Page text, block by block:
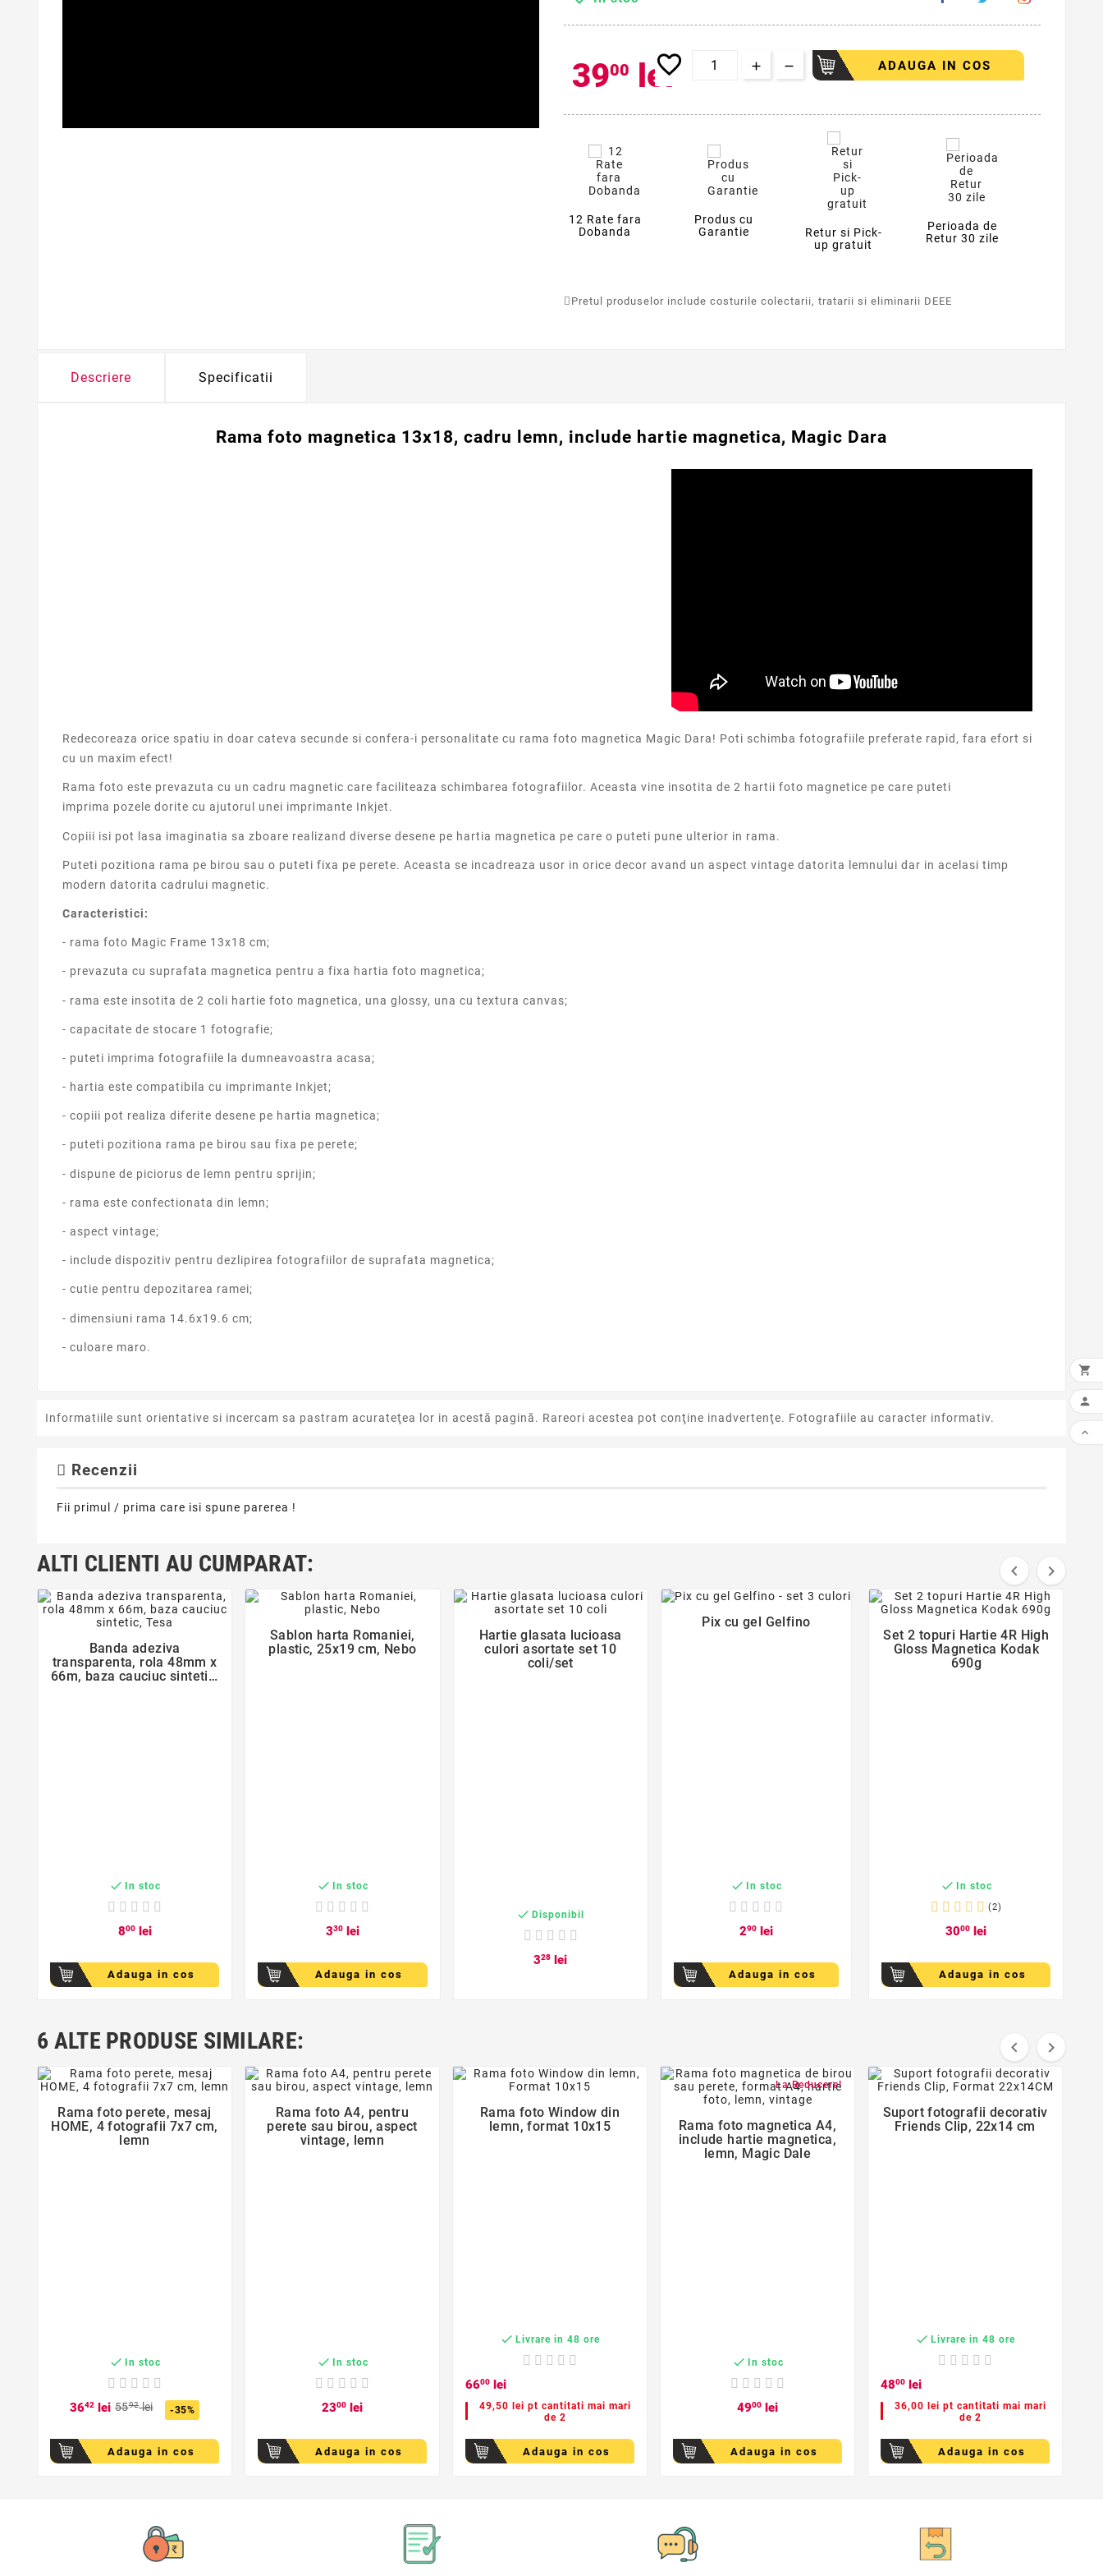
3900 lei
favorite_border ADAUGA IN COS
12 Rate fara
Dobanda
Produs cu
Garantie
Retur si Pick-
up gratuit
Perioada de
Retur 30 zile
Pretul produselor include costurile colectarii, tratarii si eliminarii DEEE
Descriere Specificatii
Rama foto magnetica 13x18, cadru lemn, include hartie magnetica, Magic Dara
Redecoreaza orice spatiu in doar cateva secunde si confera-i personalitate cu rama foto magnetica Magic Dara! Poti schimba fotografiile preferate rapid, fara efort si
cu un maxim efect!
Rama foto este prevazuta cu un cadru magnetic care faciliteaza schimbarea fotografiilor. Aceasta vine insotita de 2 hartii foto magnetice pe care puteti
imprima pozele dorite cu ajutorul unei imprimante Inkjet.
Copiii isi pot lasa imaginatia sa zboare realizand diverse desene pe hartia magnetica pe care o puteti pune ulterior in rama.
Puteti pozitiona rama pe birou sau o puteti fixa pe perete. Aceasta se incadreaza usor in orice decor avand un aspect vintage datorita lemnului dar in acelasi timp
modern datorita cadrului magnetic.
Caracteristici:
- rama foto Magic Frame 13x18 cm;
- prevazuta cu suprafata magnetica pentru a fixa hartia foto magnetica;
- rama este insotita de 2 coli hartie foto magnetica, una glossy, una cu textura canvas;
- capacitate de stocare 1 fotografie;
- puteti imprima fotografiile la dumneavoastra acasa;
- hartia este compatibila cu imprimante Inkjet;
- copiii pot realiza diferite desene pe hartia magnetica;
- puteti pozitiona rama pe birou sau fixa pe perete;
- dispune de piciorus de lemn pentru sprijin;
- rama este confectionata din lemn;
- aspect vintage;
- include dispozitiv pentru dezlipirea fotografiilor de suprafata magnetica;
- cutie pentru depozitarea ramei;
- dimensiuni rama 14.6x19.6 cm;
- culoare maro.
Informatiile sunt orientative si incercam sa pastram acurateţea lor in acestă pagină. Rareori acestea pot conţine inadvertenţe. Fotografiile au caracter informativ.
Recenzii
Fii primul / prima care isi spune parerea !
ALTI CLIENTI AU CUMPARAT:  

favorite_border
Banda adeziva
transparenta, rola 48mm x
66m, baza cauciuc sintetic,
 In stoc
800lei
Adauga in cos

favorite_border
Sablon harta Romaniei,
plastic, 25x19 cm, Nebo
 In stoc
330lei
Adauga in cos

favorite_border
Hartie glasata lucioasa
culori asortate set 10
coli/set
 Disponibil
328 lei

Pix cu gel Gelfino
 In stoc
290lei
Adauga in cos

favorite_border
Set 2 topuri Hartie 4R High
Gloss Magnetica Kodak
690g
 In stoc
(2)
3000 lei
Adauga in cos
6 ALTE PRODUSE SIMILARE:  

favorite_border
Rama foto perete, mesaj
HOME, 4 fotografii 7x7 cm,
lemn
 In stoc
3642lei 5592lei -35%
Adauga in cos

favorite_border
Rama foto A4, pentru
perete sau birou, aspect
vintage, lemn
 In stoc
2300 lei
Adauga in cos

favorite_border
Rama foto Window din
lemn, format 10x15
 Livrare in 48 ore
6600 lei
49,50 lei pt cantitati mai mari
de 2
Adauga in cos
La Reducere!

favorite_border
Rama foto magnetica A4,
include hartie magnetica,
lemn, Magic Dale
 In stoc
4900 lei
Adauga in cos

favorite_border
Suport fotografii decorativ
Friends Clip, 22x14 cm
 Livrare in 48 ore
4800 lei
36,00 lei pt cantitati mai mari
de 2
Adauga in cos


